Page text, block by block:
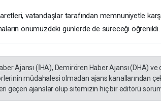
vatandaşlar tarafından memnuniyetle
önümüzdeki günlerde de süreceği öğrenildi.
Ajansı (İHA), Demirören Haber Ajansı (DHA)
müdahalesi olmadan ajans kanallarından
geçen ajanslar olup sitemizin hiç bir editörü